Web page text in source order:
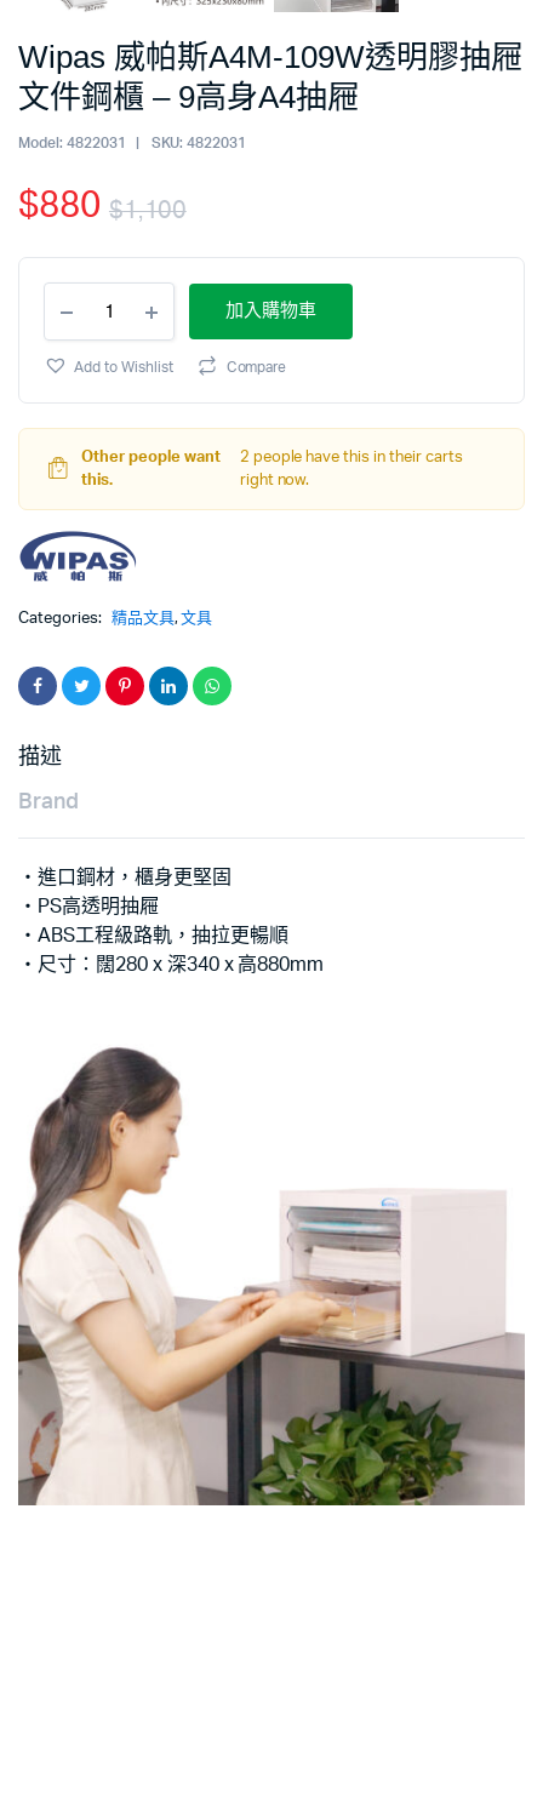
Wipas 威帕斯A4M-109W透明膠抽屜
文件鋼櫃 – 9高身A4抽屜
Model: 4822031 SKU: 4822031
$1,100
$880
加入購物車
Add to Wishlist Compare
Other people want
this.
2 people have this in their carts
right now.
Categories: 精品文具,文具
描述
Brand
‧進口鋼材，櫃身更堅固
‧PS高透明抽屜
‧ABS工程級路軌，抽拉更暢順
‧尺寸：闊280 x 深340 x 高880mm